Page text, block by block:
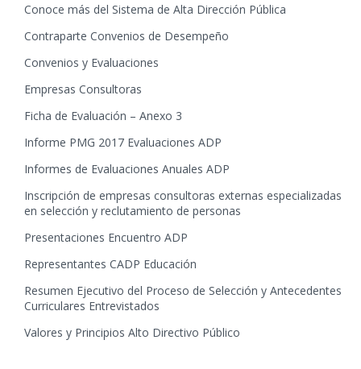
Conoce más del Sistema de Alta Dirección Pública
Contraparte Convenios de Desempeño
Convenios y Evaluaciones
Empresas Consultoras
Ficha de Evaluación – Anexo 3
Informe PMG 2017 Evaluaciones ADP
Informes de Evaluaciones Anuales ADP
Inscripción de empresas consultoras externas especializadas
en selección y reclutamiento de personas
Presentaciones Encuentro ADP
Representantes CADP Educación
Resumen Ejecutivo del Proceso de Selección y Antecedentes
Curriculares Entrevistados
Valores y Principios Alto Directivo Público